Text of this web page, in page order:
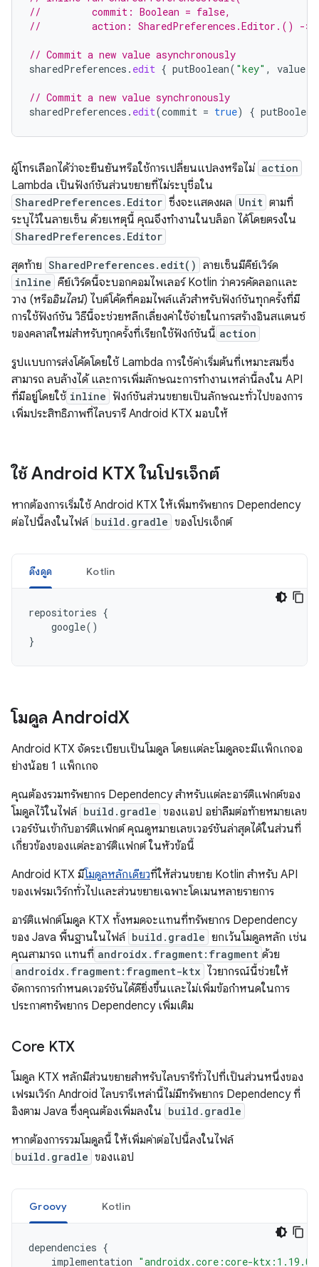
//         commit: Boolean = false,
//         action: SharedPreferences.Editor.() ->
// Commit a new value asynchronously
sharedPreferences . edit { putBoolean( "key" , value
// Commit a new value synchronously
sharedPreferences . edit(commit = true) { putBoolean
ผู้โทรเลือกได้ว่าจะยืนยันหรือใช้การเปลี่ยนแปลงหรือไม่ action
Lambda เป็นฟังก์ชันส่วนขยายที่ไม่ระบุชื่อใน
SharedPreferences.Editor ซึ่งจะแสดงผล Unit ตามที่
ระบุไว้ในลายเซ็น ด้วยเหตุนี้ คุณจึงทำงานในบล็อก ได้โดยตรงใน
SharedPreferences.Editor
สุดท้าย SharedPreferences.edit() ลายเซ็นมีคีย์เวิร์ด
inline คีย์เวิร์ดนี้จะบอกคอมไพเลอร์ Kotlin ว่าควรคัดลอกและ
วาง (หรืออินไลน์) ไบต์โค้ดที่คอมไพล์แล้วสำหรับฟังก์ชันทุกครั้งที่มี
การใช้ฟังก์ชัน วิธีนี้จะช่วยหลีกเลี่ยงค่าใช้จ่ายในการสร้างอินสแตนซ์
ของคลาสใหม่สำหรับทุกครั้งที่เรียกใช้ฟังก์ชันนี้ action
รูปแบบการส่งโค้ดโดยใช้ Lambda การใช้ค่าเริ่มต้นที่เหมาะสมซึ่ง
สามารถ ลบล้างได้ และการเพิ่มลักษณะการทำงานเหล่านี้ลงใน API
ที่มีอยู่โดยใช้ inline ฟังก์ชันส่วนขยายเป็นลักษณะทั่วไปของการ
เพิ่มประสิทธิภาพที่ไลบรารี Android KTX มอบให้
ใช้ Android KTX ในโปรเจ็กต์
หากต้องการเริ่มใช้ Android KTX ให้เพิ่มทรัพยากร Dependency
ต่อไปนี้ลงในไฟล์ build.gradle ของโปรเจ็กต์
ดึงดูด Kotlin
repositories {
google()
}
โมดูล AndroidX
Android KTX จัดระเบียบเป็นโมดูล โดยแต่ละโมดูลจะมีแพ็กเกจอ
ย่างน้อย 1 แพ็กเกจ
คุณต้องรวมทรัพยากร Dependency สำหรับแต่ละอาร์ติแฟกต์ของ
โมดูลไว้ในไฟล์ build.gradle ของแอป อย่าลืมต่อท้ายหมายเลข
เวอร์ชันเข้ากับอาร์ติแฟกต์ คุณดูหมายเลขเวอร์ชันล่าสุดได้ในส่วนที่
เกี่ยวข้องของแต่ละอาร์ติแฟกต์ ในหัวข้อนี้
Android KTX มีโมดูลหลักเดียวที่ให้ส่วนขยาย Kotlin สำหรับ API
ของเฟรมเวิร์กทั่วไปและส่วนขยายเฉพาะโดเมนหลายรายการ
อาร์ติแฟกต์โมดูล KTX ทั้งหมดจะแทนที่ทรัพยากร Dependency
ของ Java พื้นฐานในไฟล์ build.gradle ยกเว้นโมดูลหลัก เช่น
คุณสามารถ แทนที่ androidx.fragment:fragment ด้วย
androidx.fragment:fragment-ktx ไวยากรณ์นี้ช่วยให้
จัดการการกำหนดเวอร์ชันได้ดียิ่งขึ้นและไม่เพิ่มข้อกำหนดในการ
ประกาศทรัพยากร Dependency เพิ่มเติม
Core KTX
โมดูล KTX หลักมีส่วนขยายสำหรับไลบรารีทั่วไปที่เป็นส่วนหนึ่งของ
เฟรมเวิร์ก Android ไลบรารีเหล่านี้ไม่มีทรัพยากร Dependency ที่
อิงตาม Java ซึ่งคุณต้องเพิ่มลงใน build.gradle
หากต้องการรวมโมดูลนี้ ให้เพิ่มค่าต่อไปนี้ลงในไฟล์
build.gradle ของแอป
Groovy Kotlin
dependencies {
implementation "androidx.core:core-ktx:1.19.0"